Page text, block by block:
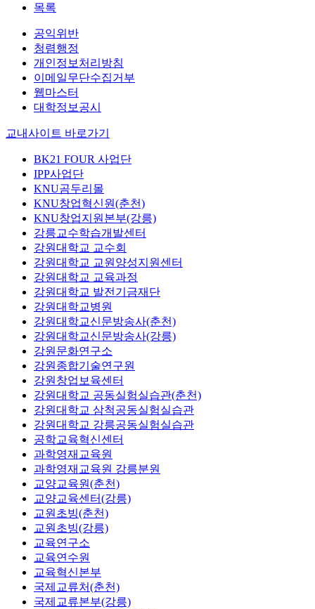
목록
공익위반
청렴행정
개인정보처리방침
이메일무단수집거부
웹마스터
대학정보공시
교내사이트 바로가기
BK21 FOUR 사업단
IPP사업단
KNU곰두리몰
KNU창업혁신원(춘천)
KNU창업지원본부(강릉)
강릉교수학습개발센터
강원대학교 교수회
강원대학교 교원양성지원센터
강원대학교 교육과정
강원대학교 발전기금재단
강원대학교병원
강원대학교신문방송사(춘천)
강원대학교신문방송사(강릉)
강원문화연구소
강원종합기술연구원
강원창업보육센터
강원대학교 공동실험실습관(춘천)
강원대학교 삼척공동실험실습관
강원대학교 강릉공동실험실습관
공학교육혁신센터
과학영재교육원
과학영재교육원 강릉분원
교양교육원(춘천)
교양교육센터(강릉)
교원초빙(춘천)
교원초빙(강릉)
교육연구소
교육연수원
교육혁신본부
국제교류처(춘천)
국제교류본부(강릉)